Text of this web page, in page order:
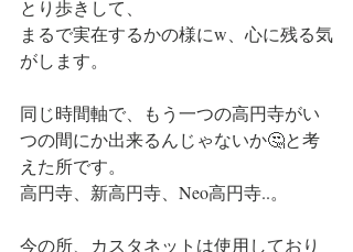
とり歩きして、
まるで実在するかの様にw、心に残る気
がします。
同じ時間軸で、もう一つの高円寺がい
つの間にか出来るんじゃないか🤔と考
えた所です。
高円寺、新高円寺、Neo高円寺..。
今の所、カスタネットは使用しており